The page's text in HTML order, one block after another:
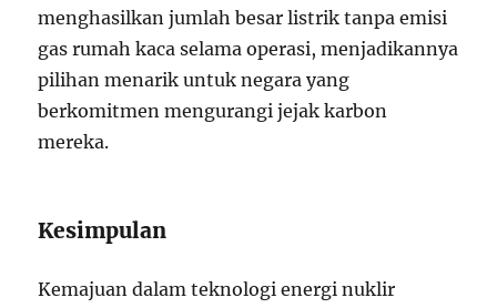
menghasilkan jumlah besar listrik tanpa emisi
gas rumah kaca selama operasi, menjadikannya
pilihan menarik untuk negara yang
berkomitmen mengurangi jejak karbon
mereka.
Kesimpulan
Kemajuan dalam teknologi energi nuklir